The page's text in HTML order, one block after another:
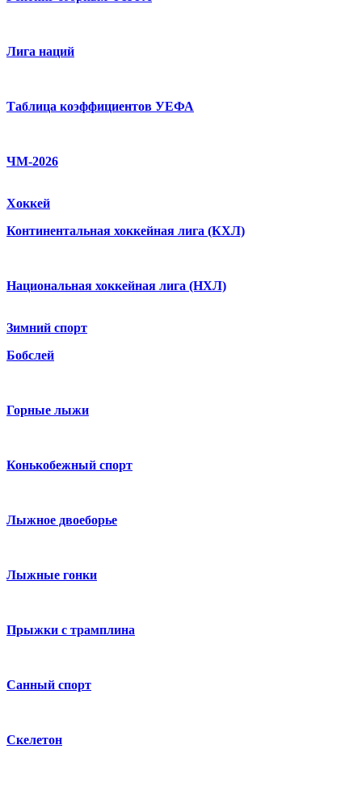
Лига наций
Таблица коэффициентов УЕФА
ЧМ-2026
Хоккей
Континентальная хоккейная лига (КХЛ)
Национальная хоккейная лига (НХЛ)
Зимний спорт
Бобслей
Горные лыжи
Конькобежный спорт
Лыжное двоеборье
Лыжные гонки
Прыжки с трамплина
Санный спорт
Скелетон